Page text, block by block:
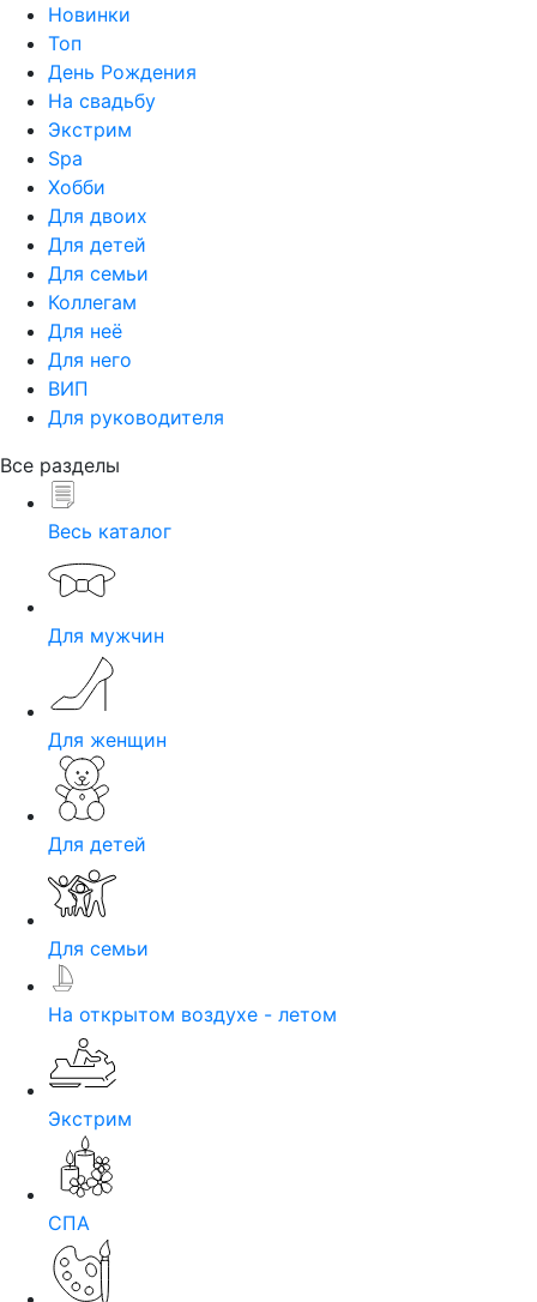
Новинки
Топ
День Рождения
На свадьбу
Экстрим
Spa
Хобби
Для двоих
Для детей
Для семьи
Коллегам
Для неё
Для него
ВИП
Для руководителя
Все разделы
Весь каталог
Для мужчин
Для женщин
Для детей
Для семьи
На открытом воздухе - летом
Экстрим
СПА